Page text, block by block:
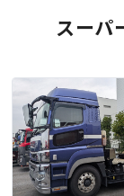
スーパ